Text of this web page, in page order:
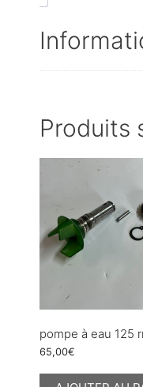
Produits
pompe à eau 125
65,00€